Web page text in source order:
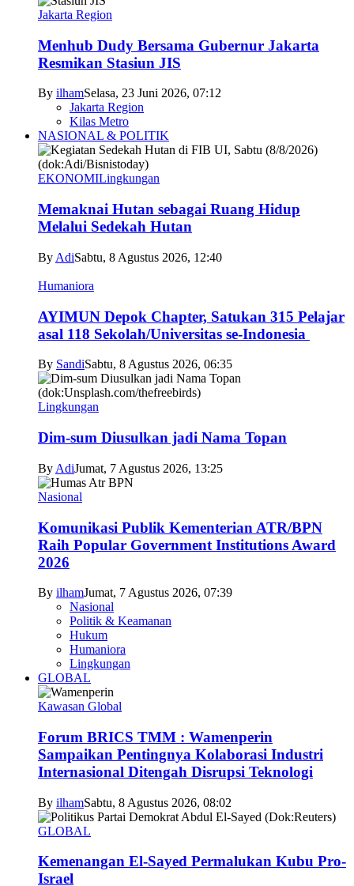
Jakarta Region
Menhub Dudy Bersama Gubernur Jakarta
Resmikan Stasiun JIS
By ilhamSelasa, 23 Juni 2026, 07:12
Jakarta Region
Kilas Metro
NASIONAL & POLITIK
EKONOMILingkungan
Memaknai Hutan sebagai Ruang Hidup
Melalui Sedekah Hutan
By AdiSabtu, 8 Agustus 2026, 12:40
Humaniora
AYIMUN Depok Chapter, Satukan 315 Pelajar
asal 118 Sekolah/Universitas se-Indonesia
By SandiSabtu, 8 Agustus 2026, 06:35
Lingkungan
Dim-sum Diusulkan jadi Nama Topan
By AdiJumat, 7 Agustus 2026, 13:25
Nasional
Komunikasi Publik Kementerian ATR/BPN
Raih Popular Government Institutions Award
2026
By ilhamJumat, 7 Agustus 2026, 07:39
Nasional
Politik & Keamanan
Hukum
Humaniora
Lingkungan
GLOBAL
Kawasan Global
Forum BRICS TMM : Wamenperin
Sampaikan Pentingnya Kolaborasi Industri
Internasional Ditengah Disrupsi Teknologi
By ilhamSabtu, 8 Agustus 2026, 08:02
GLOBAL
Kemenangan El-Sayed Permalukan Kubu Pro-
Israel